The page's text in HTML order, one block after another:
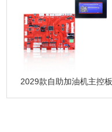
2029款自助加油机主控板